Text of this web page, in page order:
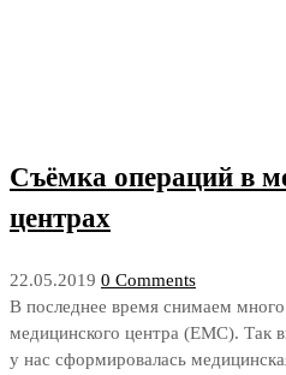
Съёмка операций в
центрах
22.05.2019 0 Comments
В последнее время снимаем
медицинского центра (ЕМС). Так
у нас сформировалась